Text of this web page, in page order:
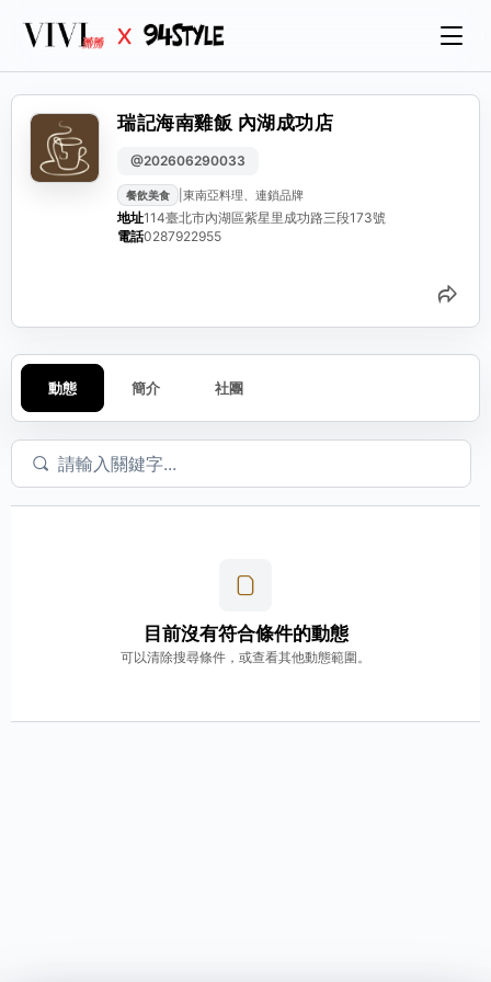
瑞記海南雞飯 內湖成功店
@202606290033
餐飲美食 東南亞料理、連鎖品牌
地址114臺北市內湖區紫星里成功路三段173號
電話0287922955
分
動態 簡介 社團
目前沒有符合條件的動態
可以清除搜尋條件，或查看其他動態範圍。